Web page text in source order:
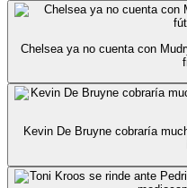
Chelsea ya no cuenta con
Kevin De Bruyne cobraría